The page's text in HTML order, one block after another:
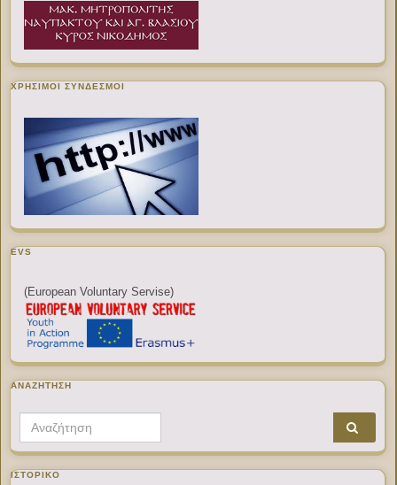
ΧΡΉΣΙΜΟΙ ΣΎΝΔΕΣΜΟΙ
EVS
(European Voluntary Servise)
ΑΝΑΖΉΤΗΣΗ
Search for:
ΙΣΤΟΡΙΚΌ